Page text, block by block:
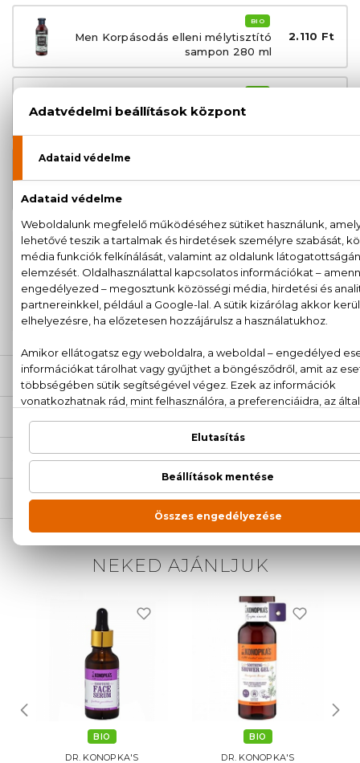
BIO
Men Korpásodás elleni mélytisztító
sampon 280 ml
2.110 Ft
Men Hajhullás elleni energetizáló
Men Minősített golyós dezodor 50
2.290 Ft
100% eredeti termékek,14 napos visszaküldési
garanciával
Kérdésed van, elakadtál? Hívd ügyfélszolgálatunkat:+36
20 779 1924
LEÍRÁS
SZÁLLÍTÁS
NEKED AJÁNLJUK
BIO
DR. KONOPKA'S
BIO
DR. KONOPKA'S